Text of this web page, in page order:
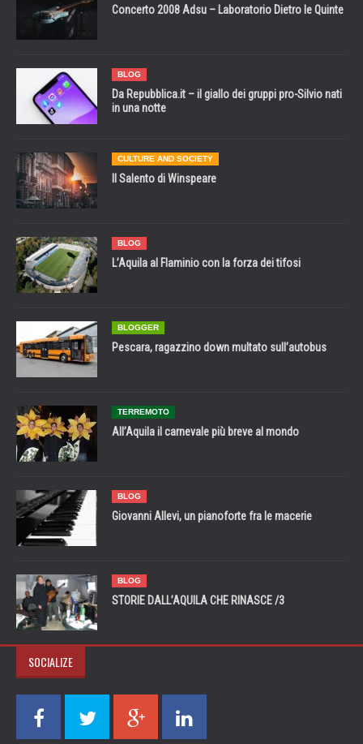
Concerto 2008 Adsu – Laboratorio Dietro le Quinte
BLOG
Da Repubblica.it – il giallo dei gruppi pro-Silvio nati
in una notte
CULTURE AND SOCIETY
Il Salento di Winspeare
BLOG
L’Aquila al Flaminio con la forza dei tifosi
BLOGGER
Pescara, ragazzino down multato sull’autobus
TERREMOTO
All’Aquila il carnevale più breve al mondo
BLOG
Giovanni Allevi, un pianoforte fra le macerie
BLOG
STORIE DALL’AQUILA CHE RINASCE /3
SOCIALIZE